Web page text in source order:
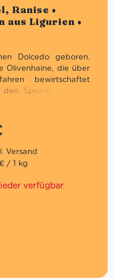
Ranise •
aus Ligurien •
Dolcedo geboren.
Olivenhaine, die über
bewirtschaftet
Sprung ins kalte
die mutigen
sich aus. In Imperia
Seit 2013 ist das
Sortiment erweiterte
aus Ligurien wie
in Olivenöl.
/ 1 kg
verfügbar